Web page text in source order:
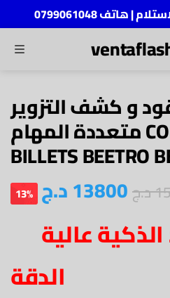
| هاتف 0799061048
MENU
و كشف التزوير
متعددة المهام COMPTEUSE DES
BILLETS BEETRO
13800د.ج د.ج 13%
عالية
الدقة